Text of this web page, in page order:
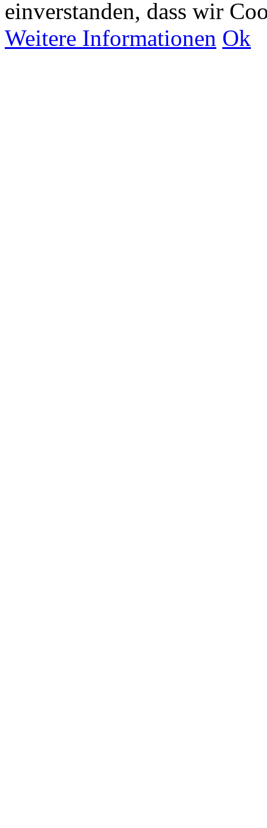
einverstanden, dass wir
Weitere Informationen Ok